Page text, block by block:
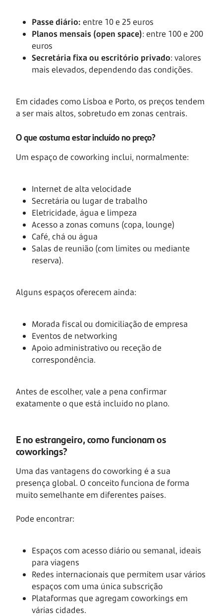
Passe diário: entre 10 e 25 euros
Planos mensais (open space): entre 100 e 200
euros
Secretária fixa ou escritório privado: valores
mais elevados, dependendo das condições.
Em cidades como Lisboa e Porto, os preços tendem
a ser mais altos, sobretudo em zonas centrais.
O que costuma estar incluído no preço?
Um espaço de coworking inclui, normalmente:
Internet de alta velocidade
Secretária ou lugar de trabalho
Eletricidade, água e limpeza
Acesso a zonas comuns (copa, lounge)
Café, chá ou água
Salas de reunião (com limites ou mediante
reserva).
Alguns espaços oferecem ainda:
Morada fiscal ou domiciliação de empresa
Eventos de networking
Apoio administrativo ou receção de
correspondência.
Antes de escolher, vale a pena confirmar
exatamente o que está incluído no plano.
E no estrangeiro, como funcionam os
coworkings?
Uma das vantagens do coworking é a sua
presença global. O conceito funciona de forma
muito semelhante em diferentes países.
Pode encontrar:
Espaços com acesso diário ou semanal, ideais
para viagens
Redes internacionais que permitem usar vários
espaços com uma única subscrição
Plataformas que agregam coworkings em
várias cidades.